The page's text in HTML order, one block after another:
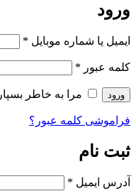
ورود
ایمیل یا شماره موبایل *
کلمه عبور *
ورود مرا به خاطر بسپار
فراموشی کلمه عبور؟
ثبت نام
آدرس ایمیل *